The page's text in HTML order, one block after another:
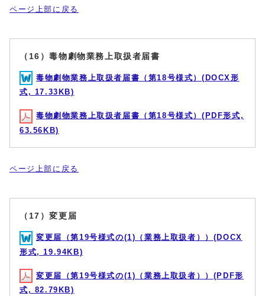
ページ上部に戻る
（16）毒物劇物業務上取扱者届書
毒物劇物業務上取扱者届書（第18号様式）(DOCX形
式, 17.33KB)
毒物劇物業務上取扱者届書（第18号様式）(PDF形式,
63.56KB)
ページ上部に戻る
（17）変更届
変更届（第19号様式の(1)（業務上取扱者））(DOCX
形式, 19.94KB)
変更届（第19号様式の(1)（業務上取扱者））(PDF形
式, 82.79KB)